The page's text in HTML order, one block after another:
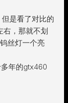
是看了对比的
右，那就不划
丝灯一个亮
年的gtx460